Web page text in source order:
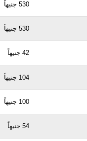
530 جنيهاً
530 جنيهاً
42 جنيهاً
104 جنيهاً
100 جنيهاً
54 جنيهاً